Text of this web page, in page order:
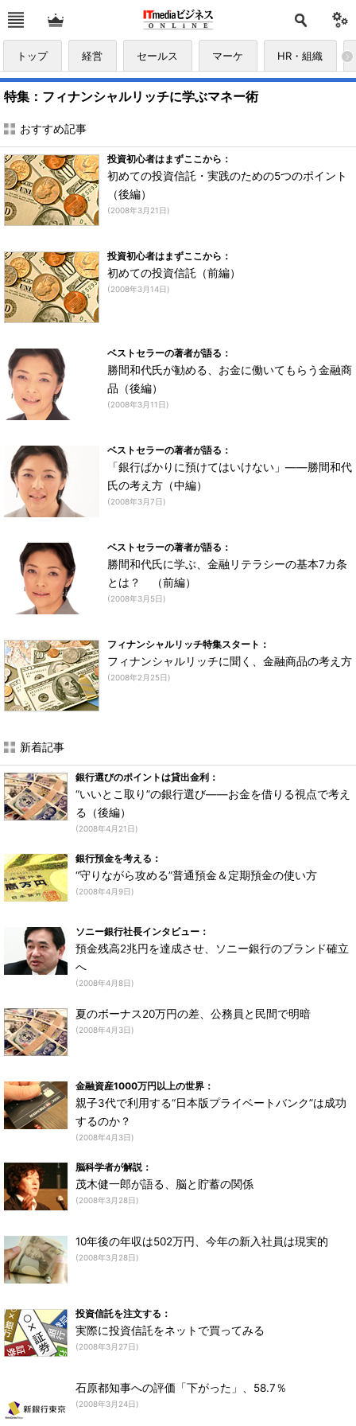
トップ 経営 セールス マーケ HR・組織
特集：フィナンシャルリッチに学ぶマネー術
おすすめ記事
投資初心者はまずここから：
初めての投資信託・実践のための5つのポイント
（後編）
(2008年3月21日)
投資初心者はまずここから：
初めての投資信託（前編）
(2008年3月14日)
ベストセラーの著者が語る：
勝間和代氏が勧める、お金に働いてもらう金融商
品（後編）
(2008年3月11日)
ベストセラーの著者が語る：
「銀行ばかりに預けてはいけない」――勝間和代
氏の考え方（中編）
(2008年3月7日)
ベストセラーの著者が語る：
勝間和代氏に学ぶ、金融リテラシーの基本7カ条
とは？ （前編）
(2008年3月5日)
フィナンシャルリッチ特集スタート：
フィナンシャルリッチに聞く、金融商品の考え方
(2008年2月25日)
新着記事
銀行選びのポイントは貸出金利：
“いいとこ取り”の銀行選び――お金を借りる視点で考え
る（後編）
(2008年4月21日)
銀行預金を考える：
“守りながら攻める”普通預金＆定期預金の使い方
(2008年4月9日)
ソニー銀行社長インタビュー：
預金残高2兆円を達成させ、ソニー銀行のブランド確立
へ
(2008年4月8日)
夏のボーナス20万円の差、公務員と民間で明暗
(2008年4月3日)
金融資産1000万円以上の世界：
親子3代で利用する“日本版プライベートバンク”は成功
するのか？
(2008年4月3日)
脳科学者が解説：
茂木健一郎が語る、脳と貯蓄の関係
(2008年3月28日)
10年後の年収は502万円、今年の新入社員は現実的
(2008年3月28日)
投資信託を注文する：
実際に投資信託をネットで買ってみる
(2008年3月27日)
石原都知事への評価「下がった」、58.7％
(2008年3月24日)